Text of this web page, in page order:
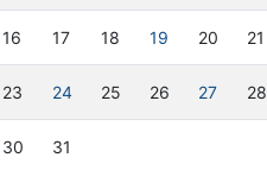
16 17 18 19 20 21
23 24 25 26 27 28
30 31